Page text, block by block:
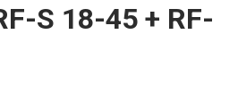
S 18-45 + RF-